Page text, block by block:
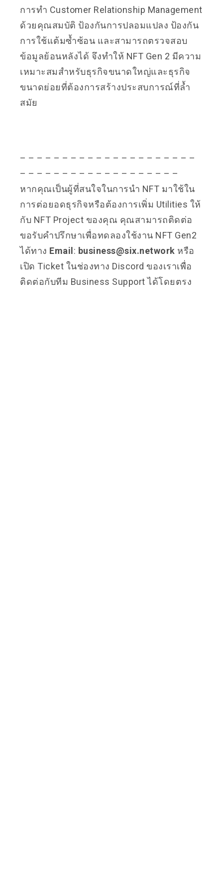
การทำ Customer Relationship Management
ด้วยคุณสมบัติ ป้องกันการปลอมแปลง ป้องกัน
การใช้แต้มซ้ำซ้อน และสามารถตรวจสอบ
ข้อมูลย้อนหลังได้ จึงทำให้ NFT Gen 2 มีความ
เหมาะสมสำหรับธุรกิจขนาดใหญ่และธุรกิจ
ขนาดย่อยที่ต้องการสร้างประสบการณ์ที่ล้ำ
สมัย
– – – – – – – – – – – – – – – – – – – – –
– – – – – – – – – – – – – – – – – – –
หากคุณเป็นผู้ที่สนใจในการนำ NFT มาใช้ใน
การต่อยอดธุรกิจหรือต้องการเพิ่ม Utilities ให้
กับ NFT Project ของคุณ คุณสามารถติดต่อ
ขอรับคำปรึกษาเพื่อทดลองใช้งาน NFT Gen2
ได้ทาง Email : business@six.network หรือ
เปิด Ticket ในช่องทาง Discord ของเราเพื่อ
ติดต่อกับทีม Business Support ได้โดยตรง